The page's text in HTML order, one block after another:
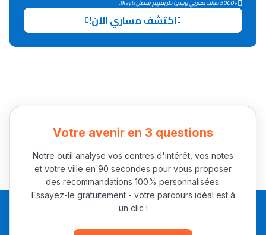
Collège au Maroc
التعليم الثانوي الإعدادي
Interviews/Vidéos
دليل المهن
+5000 طالب مغربي وجدوا طريقهم بفضل 9rayti.
اكتشف مساري الآن!
Votre avenir en 3 questions
Notre outil analyse vos centres d'intérêt, vos notes
et votre ville en 90 secondes pour vous proposer
des recommandations 100% personnalisées.
Essayez-le gratuitement - votre parcours idéal est à
un clic !